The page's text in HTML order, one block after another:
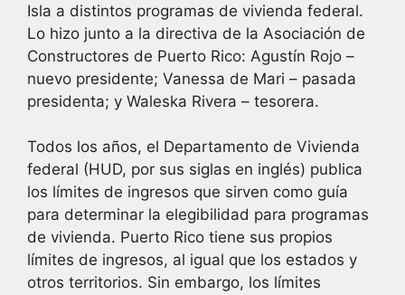
Isla a distintos programas de vivienda federal.
Lo hizo junto a la directiva de la Asociación de
Constructores de Puerto Rico: Agustín Rojo –
nuevo presidente; Vanessa de Mari – pasada
presidenta; y Waleska Rivera – tesorera.
Todos los años, el Departamento de Vivienda
federal (HUD, por sus siglas en inglés) publica
los límites de ingresos que sirven como guía
para determinar la elegibilidad para programas
de vivienda. Puerto Rico tiene sus propios
límites de ingresos, al igual que los estados y
otros territorios. Sin embargo, los límites